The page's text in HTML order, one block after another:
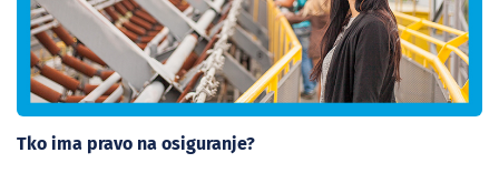
Tko ima pravo na osiguranje?